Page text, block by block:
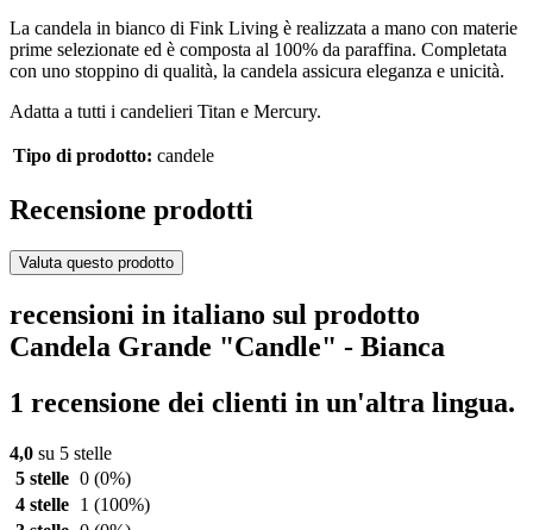
La candela in bianco di Fink Living è realizzata a mano con materie
prime selezionate ed è composta al 100% da paraffina. Completata
con uno stoppino di qualità, la candela assicura eleganza e unicità.
Adatta a tutti i candelieri Titan e Mercury.
Tipo di prodotto: candele
Recensione prodotti
Valuta questo prodotto
recensioni in italiano sul prodotto
Candela Grande "Candle" - Bianca
1 recensione dei clienti in un'altra lingua.
4,0 su 5 stelle
5 stelle 0 (0%)
4 stelle
1 (100%)